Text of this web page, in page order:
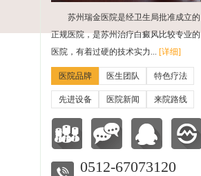
苏州瑞金医院是经卫生局批准成立的
正规医院，是苏州治疗白癜风比较专业的
医院，有着过硬的技术实力... [详细]
医院品牌 医生团队 特色疗法
先进设备 医院新闻 来院路线
0512-67073120